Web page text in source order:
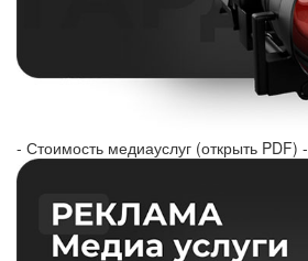
- Стоимость медиауслуг (открыть PDF) -